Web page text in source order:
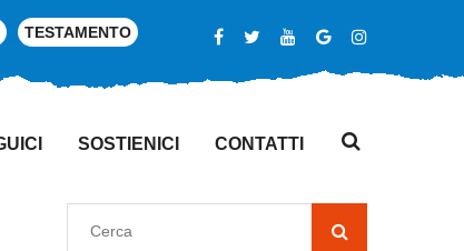
TESTAMENTO
SOSTIENICI CONTATTI